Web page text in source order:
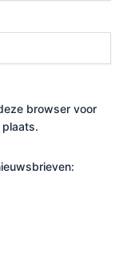
browser voor